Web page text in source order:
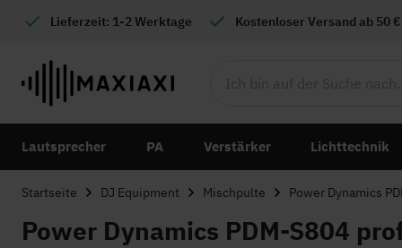
Lieferzeit: 1-2 Werktage Kostenloser Versand ab 50 €
Lautsprecher PA Verstärker Lichttechnik
Startseite DJ Equipment Mischpulte Power Dynamics
Power Dynamics PDM-S804